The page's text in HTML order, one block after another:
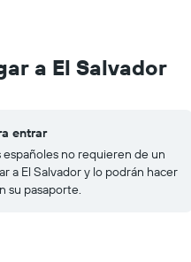
a El Salvador
entrar
españoles no requieren de un
a El Salvador y lo podrán hacer
su pasaporte.